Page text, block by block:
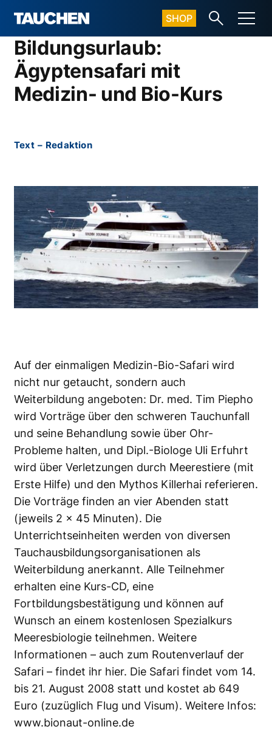
SHOP
Bildungsurlaub:
Ägyptensafari mit
Medizin- und Bio-Kurs
Text – Redaktion
Auf der einmaligen Medizin-Bio-Safari wird
nicht nur getaucht, sondern auch
Weiterbildung angeboten: Dr. med. Tim Piepho
wird Vorträge über den schweren Tauchunfall
und seine Behandlung sowie über Ohr-
Probleme halten, und Dipl.-Biologe Uli Erfuhrt
wird über Verletzungen durch Meerestiere (mit
Erste Hilfe) und den Mythos Killerhai referieren.
Die Vorträge finden an vier Abenden statt
(jeweils 2 x 45 Minuten). Die
Unterrichtseinheiten werden von diversen
Tauchausbildungsorganisationen als
Weiterbildung anerkannt. Alle Teilnehmer
erhalten eine Kurs-CD, eine
Fortbildungsbestätigung und können auf
Wunsch an einem kostenlosen Spezialkurs
Meeresbiologie teilnehmen. Weitere
Informationen – auch zum Routenverlauf der
Safari – findet ihr hier. Die Safari findet vom 14.
bis 21. August 2008 statt und kostet ab 649
Euro (zuzüglich Flug und Visum). Weitere Infos:
www.bionaut-online.de